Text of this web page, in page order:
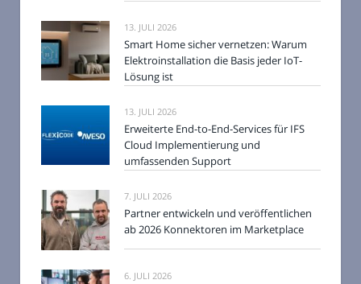
13. JULI 2026
Smart Home sicher vernetzen: Warum
Elektroinstallation die Basis jeder IoT-
Lösung ist
13. JULI 2026
Erweiterte End-to-End-Services für IFS
Cloud Implementierung und
umfassenden Support
7. JULI 2026
Partner entwickeln und veröffentlichen
ab 2026 Konnektoren im Marketplace
6. JULI 2026